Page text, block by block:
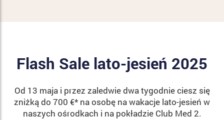
Flash Sale lato-jesień 2025
Od 13 maja i przez zaledwie dwa tygodnie ciesz się
zniżką do 700 €* na osobę na wakacje lato-jesień w
naszych ośrodkach i na pokładzie Club Med 2.​